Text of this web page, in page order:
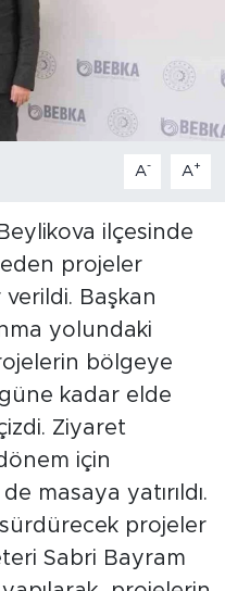
A- A+
ilçesinde
projeler
verildi. Başkan
yolundaki
bölgeye
kadar elde
Ziyaret
için
masaya yatırıldı.
sürdürecek projeler
Sabri Bayram